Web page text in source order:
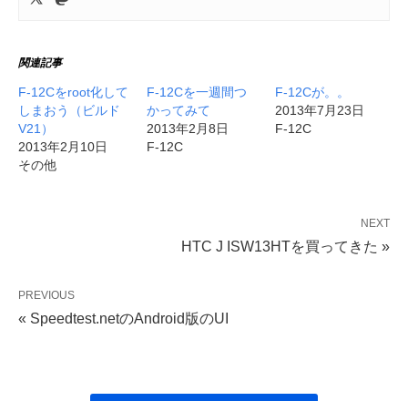
関連記事
F-12Cをroot化して
しまおう（ビルド
V21）
2013年2月10日
その他
F-12Cを一週間つ
かってみて
2013年2月8日
F-12C
F-12Cが。。
2013年7月23日
F-12C
NEXT
HTC J ISW13HTを買ってきた »
PREVIOUS
« Speedtest.netのAndroid版のUI